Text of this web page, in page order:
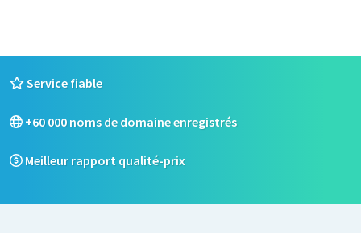
Service fiable
+60 000 noms de domaine enregistrés
Meilleur rapport qualité-prix